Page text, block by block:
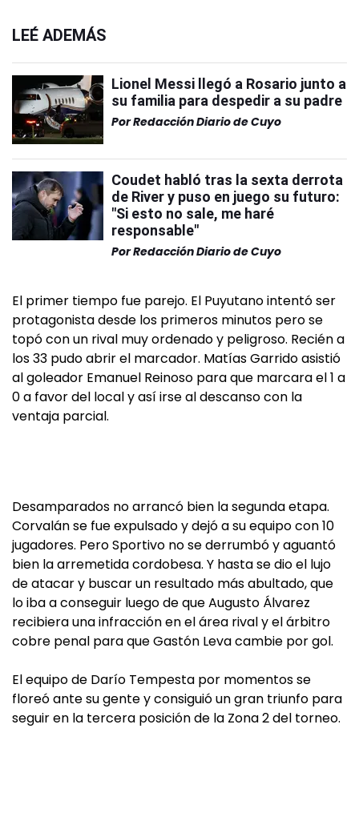
LEÉ ADEMÁS
Lionel Messi llegó a Rosario junto a
su familia para despedir a su padre
PorRedacción Diario de Cuyo
Coudet habló tras la sexta derrota
de River y puso en juego su futuro:
"Si esto no sale, me haré
responsable"
PorRedacción Diario de Cuyo
El primer tiempo fue parejo. El Puyutano intentó ser
protagonista desde los primeros minutos pero se
topó con un rival muy ordenado y peligroso. Recién a
los 33 pudo abrir el marcador. Matías Garrido asistió
al goleador Emanuel Reinoso para que marcara el 1 a
0 a favor del local y así irse al descanso con la
ventaja parcial.
Desamparados no arrancó bien la segunda etapa.
Corvalán se fue expulsado y dejó a su equipo con 10
jugadores. Pero Sportivo no se derrumbó y aguantó
bien la arremetida cordobesa. Y hasta se dio el lujo
de atacar y buscar un resultado más abultado, que
lo iba a conseguir luego de que Augusto Álvarez
recibiera una infracción en el área rival y el árbitro
cobre penal para que Gastón Leva cambie por gol.
El equipo de Darío Tempesta por momentos se
floreó ante su gente y consiguió un gran triunfo para
seguir en la tercera posición de la Zona 2 del torneo.